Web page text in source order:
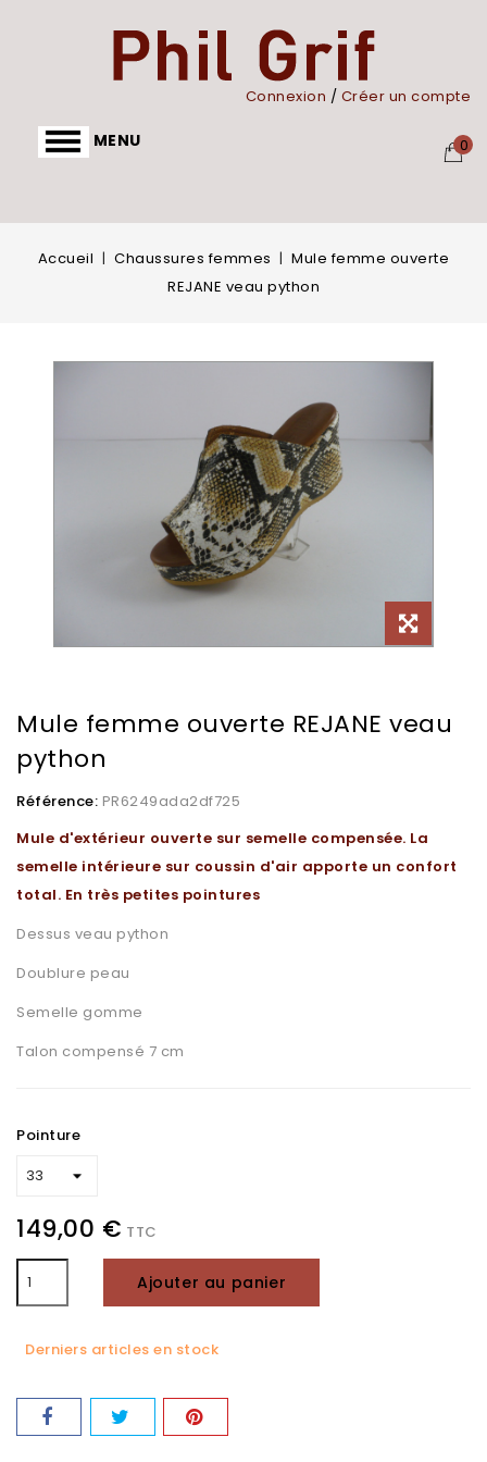
Connexion / Créer un compte
0
MENU
Accueil Chaussures femmes
Mule femme ouverte
REJANE veau python
Mule femme ouverte REJANE veau
python
Référence: PR6249ada2df725
Mule d'extérieur ouverte sur semelle compensée. La
semelle intérieure sur coussin d'air apporte un confort
total. En très petites pointures
Dessus veau python
Doublure peau
Semelle gomme
Talon compensé 7 cm
Pointure
149,00 € TTC
Ajouter au panier
Derniers articles en stock